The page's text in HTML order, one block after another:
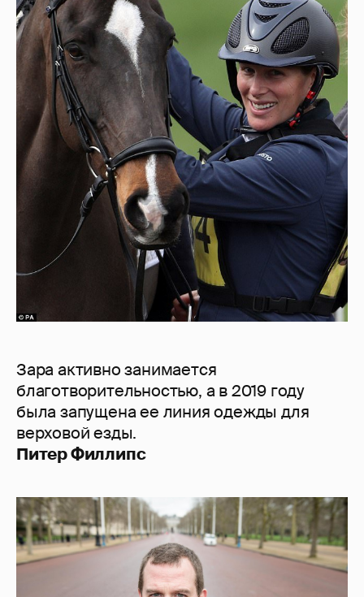
Зара активно занимается
благотворительностью, а в 2019 году
была запущена ее линия одежды для
верховой езды.
Питер Филлипс